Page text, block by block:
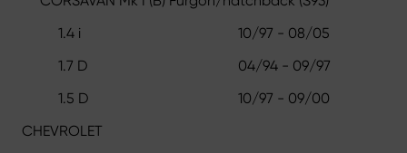
1.4 i
10/97 - 08/05
1.7 D
04/94 - 09/97
1.5 D
10/97 - 09/00
CHEVROLET